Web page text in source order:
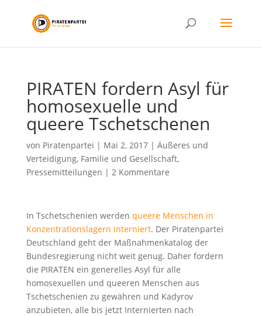
PIRATEN fordern Asyl für
homosexuelle und
queere Tschetschenen
von Piratenpartei | Mai 2, 2017| Äußeres und
Verteidigung, Familie und Gesellschaft,
Pressemitteilungen | 2 Kommentare
In Tschetschenien werden queere Menschen in
Konzentrationslagern interniert. Der Piratenpartei
Deutschland geht der Maßnahmenkatalog der
Bundesregierung nicht weit genug. Daher fordern
die PIRATEN ein generelles Asyl für alle
homosexuellen und queeren Menschen aus
Tschetschenien zu gewähren und Kadyrov
anzubieten, alle bis jetzt Internierten nach